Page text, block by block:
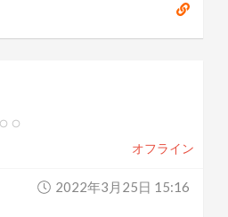
オフライン
2022年3月25日 15:16